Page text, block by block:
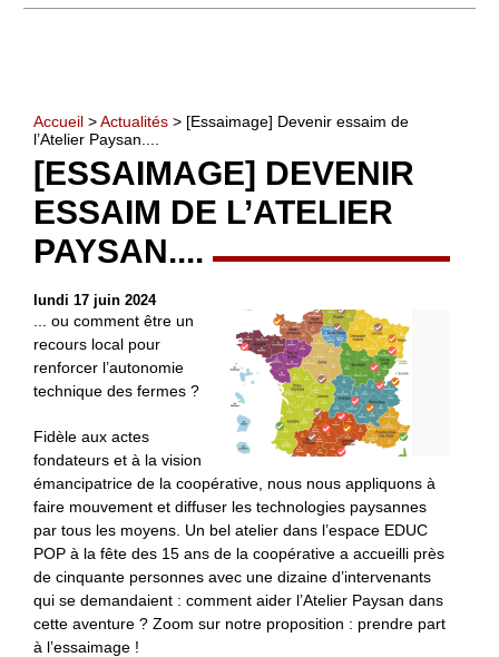
Accueil >Actualités > [Essaimage] Devenir essaim de
l’Atelier Paysan....
[ESSAIMAGE] DEVENIR
ESSAIM DE L’ATELIER
PAYSAN....
lundi 17 juin 2024
... ou comment être un
recours local pour
renforcer l’autonomie
technique des fermes ?
Fidèle aux actes
fondateurs et à la vision
émancipatrice de la coopérative, nous nous appliquons à
faire mouvement et diffuser les technologies paysannes
par tous les moyens. Un bel atelier dans l’espace EDUC
POP à la fête des 15 ans de la coopérative a accueilli près
de cinquante personnes avec une dizaine d’intervenants
qui se demandaient : comment aider l’Atelier Paysan dans
cette aventure ? Zoom sur notre proposition : prendre part
à l’essaimage !